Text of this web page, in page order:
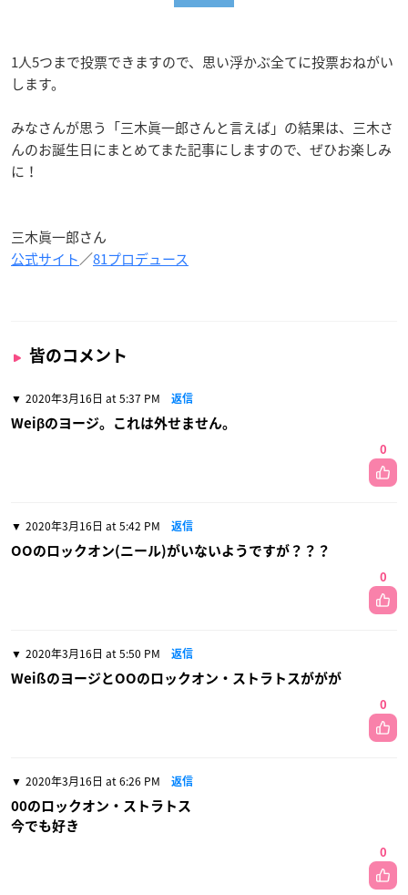
1人5つまで投票できますので、思い浮かぶ全てに投票おねがい
します。
みなさんが思う「三木眞一郎さんと言えば」の結果は、三木さ
んのお誕生日にまとめてまた記事にしますので、ぜひお楽しみ
に！
三木眞一郎さん
公式サイト／81プロデュース
皆のコメント
2020年3月16日 at 5:37 PM 返信
Weiβのヨージ。これは外せません。
0
2020年3月16日 at 5:42 PM 返信
OOのロックオン(ニール)がいないようですが？？？
0
2020年3月16日 at 5:50 PM 返信
WeißのヨージとOOのロックオン・ストラトスががが
0
2020年3月16日 at 6:26 PM 返信
00のロックオン・ストラトス
今でも好き
0